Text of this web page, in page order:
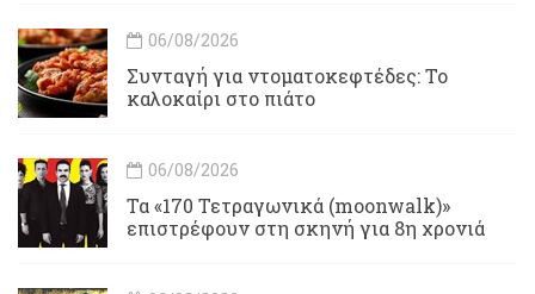
06/08/2026
Συνταγή για ντοματοκεφτέδες: Το
καλοκαίρι στο πιάτο
06/08/2026
Τα «170 Τετραγωνικά (moonwalk)»
επιστρέφουν στη σκηνή για 8η χρονιά